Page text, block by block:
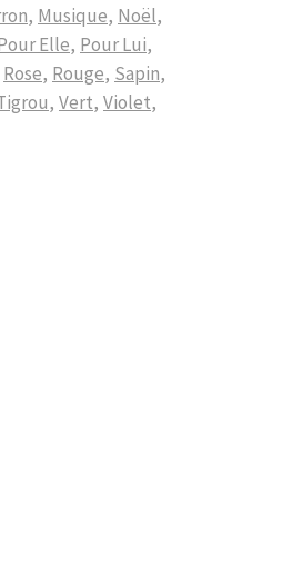
Musique Noël
Elle Pour Lui
Rose Rouge Sapin
Vert Violet